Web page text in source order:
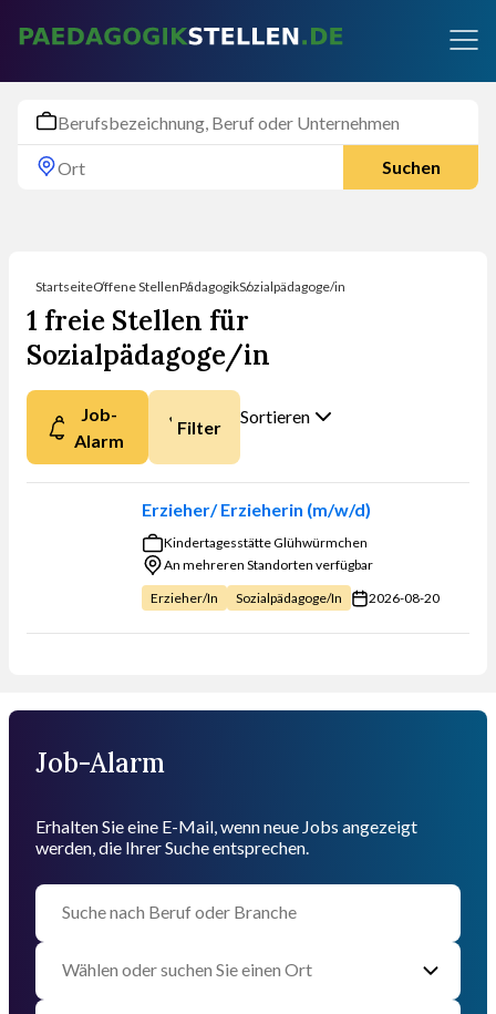
Suchen
StartseiteOffene StellenPädagogikSozialpädagoge/in
1 freie Stellen für
Sozialpädagoge/in
Job-
Alarm
Filter Sortieren
Sie sortieren?
Erzieher/ Erzieherin (m/w/d)
Kindertagesstätte Glühwürmchen
An mehreren Standorten verfügbar
Erzieher/in
Sozialpädagoge/in 2026-08-20
Job-Alarm
Erhalten Sie eine E-Mail, wenn neue Jobs angezeigt
werden, die Ihrer Suche entsprechen.